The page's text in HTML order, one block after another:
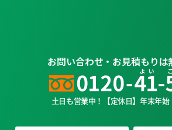
お問い合わせ・お見積もりは
土日も営業中！【定休日】年末年始